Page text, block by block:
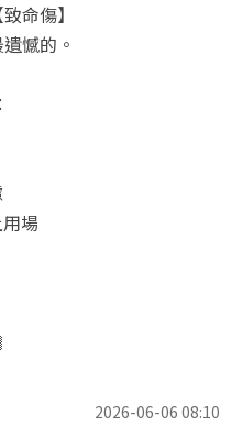
命傷】
憾的。
場
2026-06-06 08:10